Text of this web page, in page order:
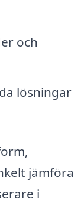
och
lösningar
jämföra
i